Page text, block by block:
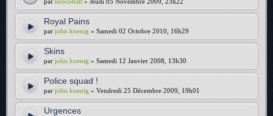
Royal Pains
par john.koenig » Samedi 02 Octobre 2010, 16h29
Skins
par john.koenig » Samedi 12 Janvier 2008, 13h30
Police squad !
par john.koenig » Vendredi 25 Décembre 2009, 19h01
Urgences